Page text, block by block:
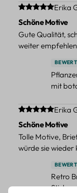
Durchschnittliche
Erika
Schöne Motive
Gute Qualität,
weiter
mit
Durchschnittliche
Erika
Schöne Motive
Tolle Motive,
würde sie wieder
Retro
Sticker